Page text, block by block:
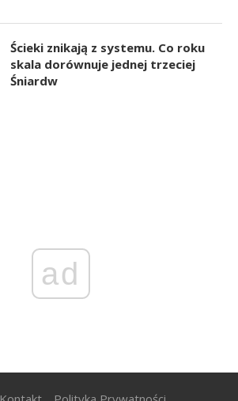
Ścieki znikają z systemu. Co roku
skala dorównuje jednej trzeciej
Śniardw
ad